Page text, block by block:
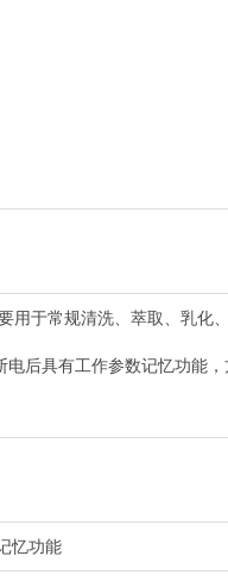
用于常规清洗、萃取、乳化
后具有工作参数记忆功能
忆功能